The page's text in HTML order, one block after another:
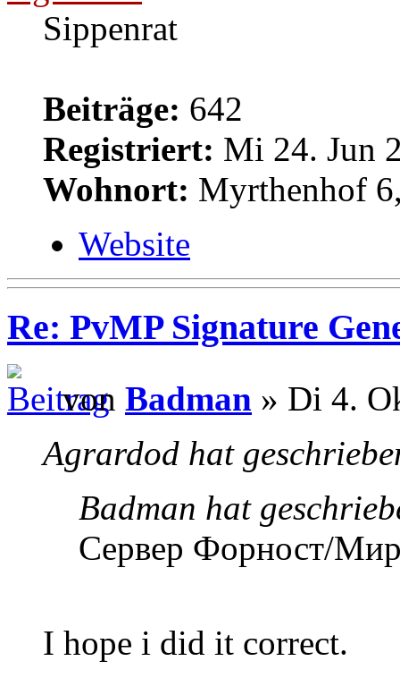
Sippenrat
Beiträge: 642
Registriert: Mi 24. Jun
Wohnort: Myrthenhof
Website
Re: PvMP Signature
von Badman » Di 4.
Agrardod hat
Badman hat
Сервер Форност/
I hope i did it correct.